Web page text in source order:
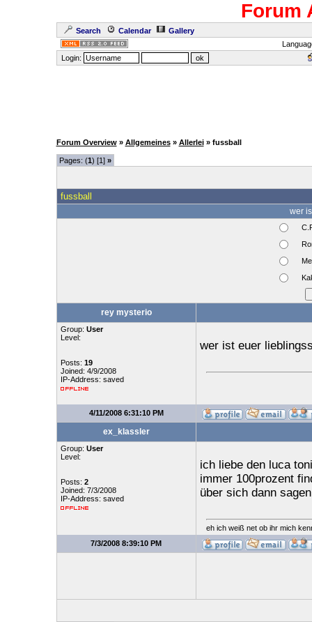
Forum
Search Calendar
Gallery
Login:
Forum Overview » Allgemeines » Allerlei » fussball
Pages: (1) [1] »
fussball
wer
rey mysterio
Group: User
Level:
Posts: 19
Joined: 4/9/2008
IP-Address: saved
wer ist euer
4/11/2008 6:31:10 PM
ex_klassler
Group: User
Level:
Posts: 2
Joined: 7/3/2008
IP-Address: saved
ich liebe den luca
immer 100prozent
über sich dann sagen
eh ich weiß net ob ihr mich
7/3/2008 8:39:10 PM